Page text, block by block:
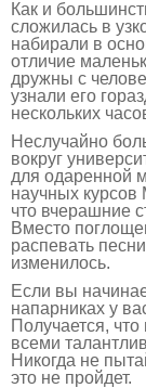
Как и
сложилась в
набирали в
отличие
дружны с
узнали его
нескольких
Неслучайно
вокруг
для одаренной
научных курсов
что вчерашние
Вместо
распевать
изменилось.
Если вы
напарниках у
Получается,
всеми
Никогда не
это не пройдет.